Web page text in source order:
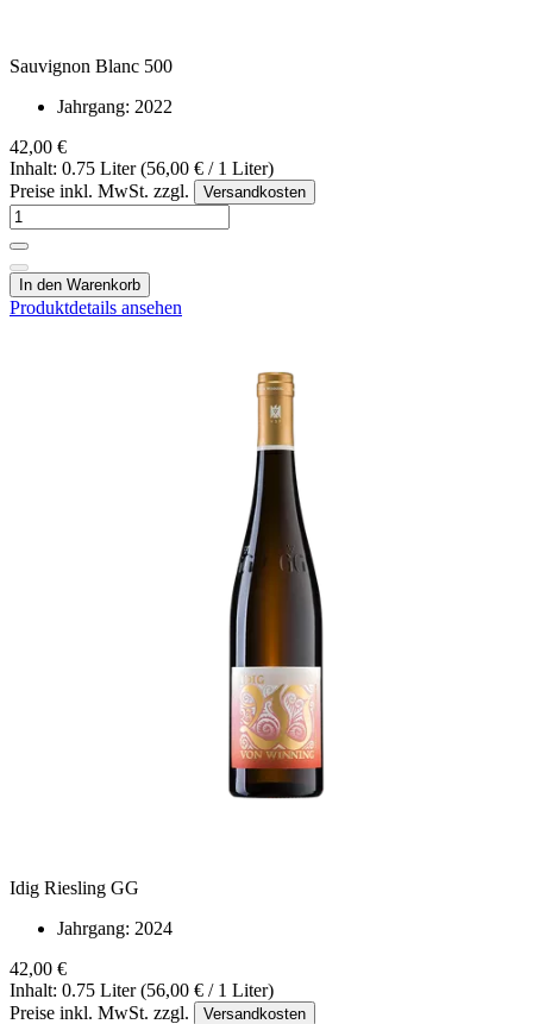
Sauvignon Blanc 500
Jahrgang: 2022
42,00 €
Inhalt: 0.75 Liter (56,00 € / 1 Liter)
Preise inkl. MwSt. zzgl.
Versandkosten
In den Warenkorb
Produktdetails ansehen
Idig Riesling GG
Jahrgang: 2024
42,00 €
Inhalt: 0.75 Liter (56,00 € / 1 Liter)
Preise inkl. MwSt. zzgl.
Versandkosten